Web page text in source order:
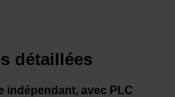
détaillées
indépendant, avec PLC